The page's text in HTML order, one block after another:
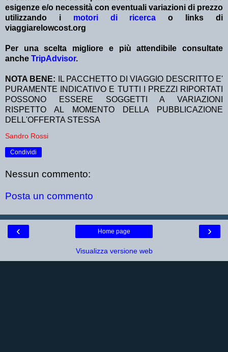
esigenze e/o necessità con eventuali variazioni di prezzo
utilizzando i motori di ricerca o links di
viaggiarelowcost.org
Per una scelta migliore e più attendibile consultate
anche TripAdvisor.
NOTA BENE:
IL PACCHETTO DI VIAGGIO DESCRITTO E'
PURAMENTE INDICATIVO E TUTTI I PREZZI RIPORTATI
POSSONO ESSERE SOGGETTI A VARIAZIONI
RISPETTO AL MOMENTO DELLA PUBBLICAZIONE
DELL'OFFERTA STESSA
Sandro Rossi
Condividi
Nessun commento:
Posta un commento
‹ ›
Home page
Visualizza versione web